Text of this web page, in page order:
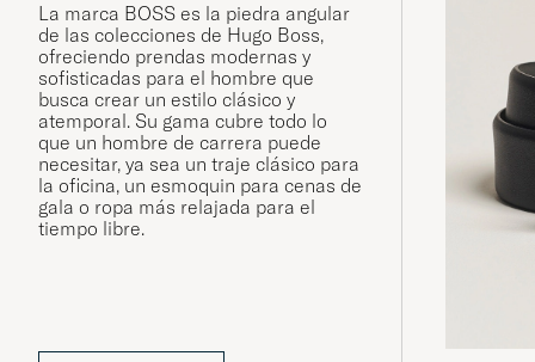
La marca BOSS es la piedra angular
de las colecciones de Hugo Boss,
ofreciendo prendas modernas y
sofisticadas para el hombre que
busca crear un estilo clásico y
atemporal. Su gama cubre todo lo
que un hombre de carrera puede
necesitar, ya sea un traje clásico para
la oficina, un esmoquin para cenas de
gala o ropa más relajada para el
tiempo libre.